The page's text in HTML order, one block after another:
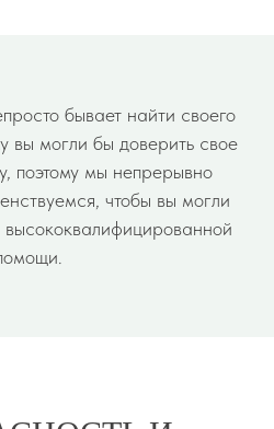
бывает найти своего
вы могли бы доверить свое
поэтому мы непрерывно
чтобы вы могли
высококвалифицированной